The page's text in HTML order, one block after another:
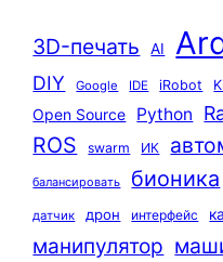
3D-печать AI
DIY Google IDE iRobot
Open Source Python
ROS swarm ИК
балансировать бионика
датчик дрон интерфейс
манипулятор